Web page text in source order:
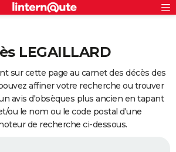
LEGAILLARD
sur cette page au carnet des décès des
affiner votre recherche ou trouver
avis d'obsèques plus ancien en tapant
ou le nom ou le code postal d'une
de recherche ci-dessous.